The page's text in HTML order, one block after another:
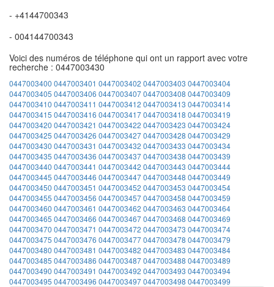
- +4144700343
- 004144700343
Voici des numéros de téléphone qui ont un rapport avec votre
recherche : 0447003430
0447003400 0447003401 0447003402 0447003403 0447003404
0447003405 0447003406 04470034070447003408 0447003409
0447003410 0447003411 0447003412 0447003413 0447003414
0447003415 0447003416 04470034170447003418 0447003419
0447003420 0447003421 0447003422 0447003423 0447003424
0447003425 0447003426 04470034270447003428 0447003429
0447003430 0447003431 0447003432 0447003433 0447003434
0447003435 0447003436 04470034370447003438 0447003439
0447003440 0447003441 0447003442 0447003443 0447003444
0447003445 0447003446 04470034470447003448 0447003449
0447003450 0447003451 0447003452 0447003453 0447003454
0447003455 0447003456 04470034570447003458 0447003459
0447003460 0447003461 0447003462 0447003463 0447003464
0447003465 0447003466 04470034670447003468 0447003469
0447003470 0447003471 0447003472 0447003473 0447003474
0447003475 0447003476 04470034770447003478 0447003479
0447003480 0447003481 0447003482 0447003483 0447003484
0447003485 0447003486 04470034870447003488 0447003489
0447003490 0447003491 0447003492 0447003493 0447003494
0447003495 0447003496 04470034970447003498 0447003499